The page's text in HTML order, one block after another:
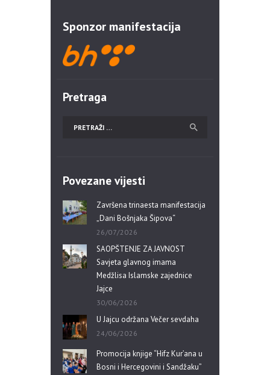
Sponzor manifestacija
Pretraga
Povezane vijesti
Završena trinaesta manifestacija
„Dani Bošnjaka Šipova“
26/07/2026
SAOPŠTENJE ZA JAVNOST
Savjeta glavnog imama
Medžlisa Islamske zajednice
Jajce
30/06/2026
U Jajcu održana Večer sevdaha
24/06/2026
Promocija knjige “Hifz Kur’ana u
Bosni i Hercegovini i Sandžaku”